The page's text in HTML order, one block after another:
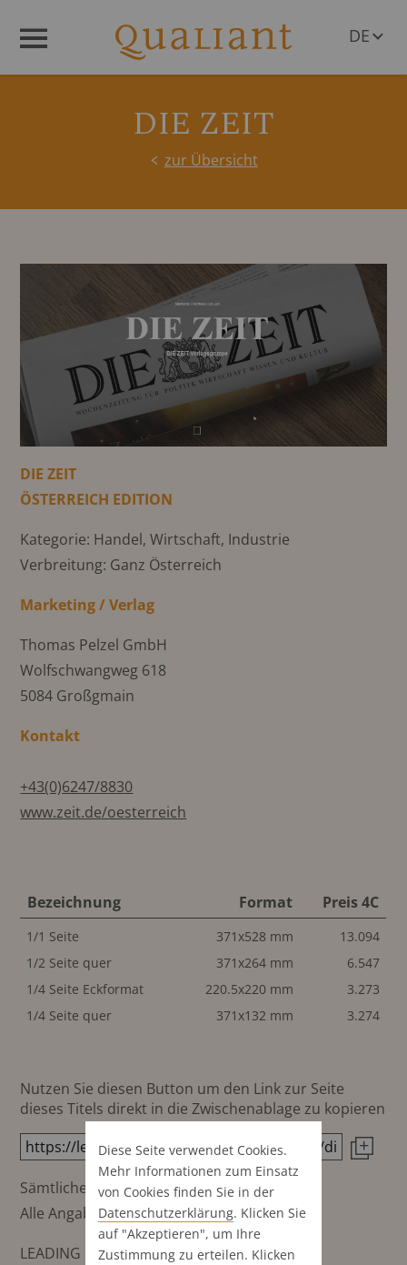
DE
DIE ZEIT
zur Übersicht
DIE ZEIT
ÖSTERREICH EDITION
Kategorie: Handel, Wirtschaft, Industrie
Verbreitung: Ganz Österreich
Marketing / Verlag
Thomas Pelzel GmbH
Wolfschwangweg 618
5084 Großgmain
Kontakt
+43(0)6247/8830
www.zeit.de/oesterreich
Bezeichnung Format Preis 4C
1/1 Seite 371x528 mm
13.094
1/2 Seite quer
371x264 mm
6.547
1/4 Seite Eckformat
220.5x220 mm
3.273
1/4 Seite quer
371x132 mm 3.274
Nutzen Sie diesen Button um den Link zur Seite
dieses Titels direkt in die Zwischenablage zu kopieren
Sämtliche Preisangaben in €
Alle Angaben ohne Gewähr
LEADING MediaBase Data
Diese Seite verwendet Cookies.
Mehr Informationen zum Einsatz
von Cookies finden Sie in der
Datenschutz­erklärung. Klicken Sie
auf "Akzeptieren", um Ihre
Zustimmung zu erteilen. Klicken